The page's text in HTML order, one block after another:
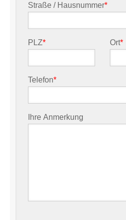
Straße / Hausnummer*
PLZ* Ort*
Telefon*
Ihre Anmerkung